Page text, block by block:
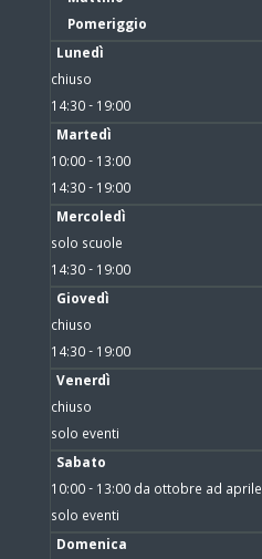
Pomeriggio
Lunedì
chiuso
14:30 - 19:00
Martedì
10:00 - 13:00
14:30 - 19:00
Mercoledì
solo scuole
14:30 - 19:00
Giovedì
chiuso
14:30 - 19:00
Venerdì
chiuso
solo eventi
Sabato
10:00 - 13:00 da ottobre ad aprile
solo eventi
Domenica